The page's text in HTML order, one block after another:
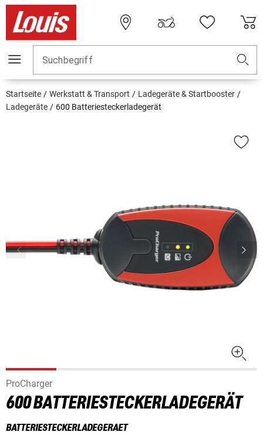
Suchbegriff
Startseite Werkstatt & Transport
Ladegeräte & Startbooster
Ladegeräte
600 Batteriesteckerladegerät
ProCharger
600 BATTERIESTECKERLADEGERÄT
BATTERIESTECKERLADEGERAET